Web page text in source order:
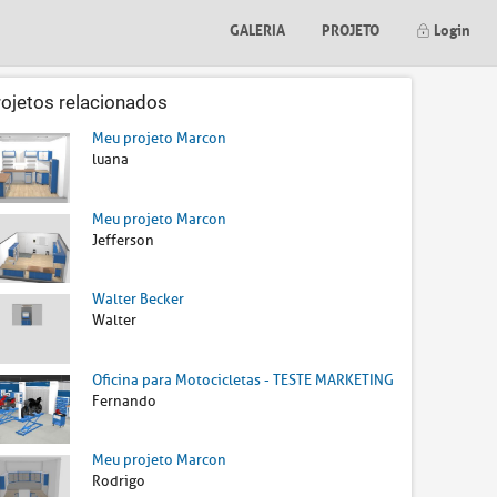
GALERIA PROJETO Login
relacionados
Meu projeto Marcon
luana
Meu projeto Marcon
Jefferson
Walter Becker
Walter
Oficina para Motocicletas - TESTE MARKETING
Fernando
Meu projeto Marcon
Rodrigo